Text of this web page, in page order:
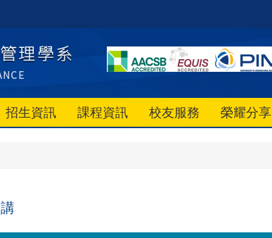
招生資訊 課程資訊 校友服務 榮耀分享